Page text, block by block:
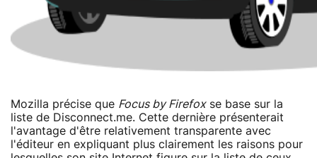
Mozilla précise que Focus by Firefoxse base sur la
liste de Disconnect.me. Cette dernière présenterait
l'avantage d'être relativement transparente avec
l'éditeur en expliquant plus clairement les raisons pour